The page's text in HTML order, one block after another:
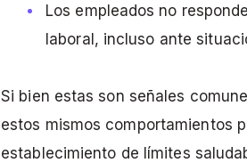
Los empleados no
laboral, incluso ante
Si bien estas son señales
estos mismos comportamientos
establecimiento de límites